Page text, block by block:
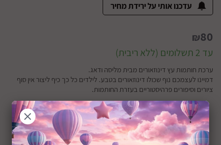
עדכנו אותי על ירידת מחיר
₪80
עד 2 תשלומים (ללא ריבית)
ערכת חותמות עץ דינוזאורים מבית מליסה ודאג.
דמיינו לעצמכם נוף שכולו דינוזאורים בטבע. לילדים כל כך כיף ליצור אין סוף
ציורים וסיפורים פרהיסטוריים בעזרת החותמות.
מתאים מגיל 4 שנים ומעלה.